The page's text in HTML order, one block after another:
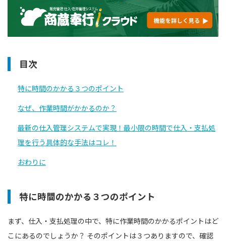
目次
特に時間のかかる３つのポイント
なぜ、作業時間がかかるのか？
最新の仕入管理システムで実現！最小限の時間で仕入・支払処
理を行う具体的な手法はコレ！
おわりに
特に時間のかかる３つのポイント
まず、仕入・支払処理の中で、特に作業時間のかかるポイントはど
こにあるのでしょうか？ そのポイントは３つありますので、確認